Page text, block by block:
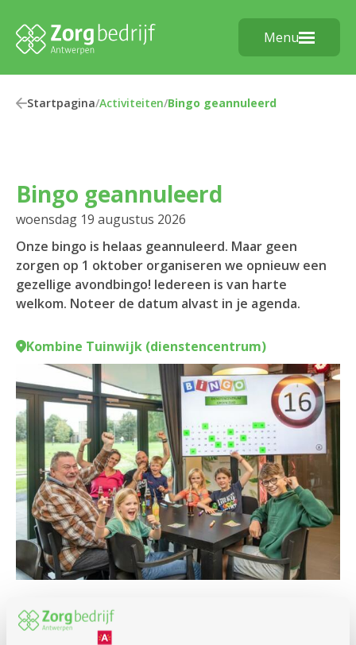
Menu
Startpagina/Activiteiten/Bingo geannuleerd
Bingo geannuleerd
woensdag 19 augustus 2026
Onze bingo is helaas geannuleerd. Maar geen
zorgen op 1 oktober organiseren we opnieuw een
gezellige avondbingo! Iedereen is van harte
welkom. Noteer de datum alvast in je agenda.
Kombine Tuinwijk (dienstencentrum)
Spel